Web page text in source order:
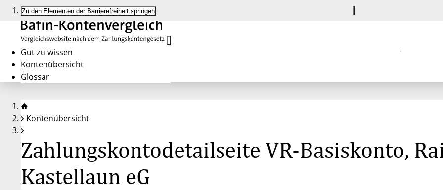
Zu den Elementen der Barrierefreiheit springen
Gut zu wissen
Kontenübersicht
Glossar
Kontenübersicht
Zahlungskontodetailseite VR-Basiskonto,
Kastellaun eG